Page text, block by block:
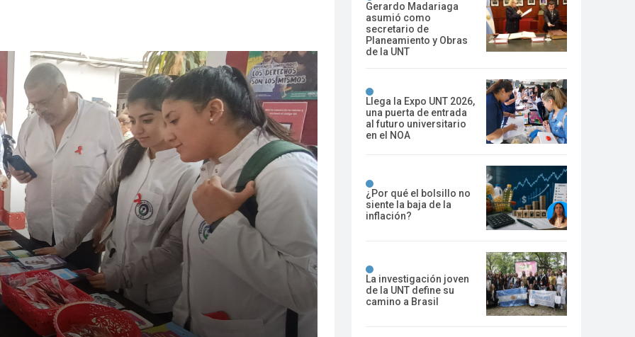
Gerardo Madariaga
asumió como
secretario de
Planeamiento y Obras
de la UNT
Llega la Expo UNT 2026,
una puerta de entrada
al futuro universitario
en el NOA
¿Por qué el bolsillo no
siente la baja de la
inflación?
La investigación joven
de la UNT define su
camino a Brasil